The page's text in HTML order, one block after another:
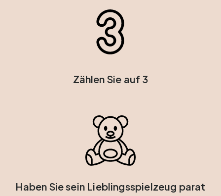
Zählen Sie auf 3
Haben Sie sein Lieblingsspielzeug parat